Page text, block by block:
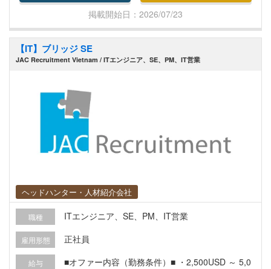
掲載開始日：2026/07/23
【IT】ブリッジ SE
JAC Recruitment Vietnam / ITエンジニア、SE、PM、IT営業
ヘッドハンター・人材紹介会社
職種 ITエンジニア、SE、PM、IT営業
雇用形態 正社員
給与
■オファー内容（勤務条件）■ ・2,500USD ～ 5,0